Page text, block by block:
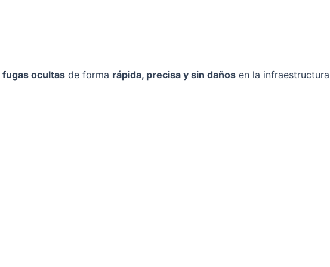
fugas ocultas de forma rápida, precisa y sin daños en la